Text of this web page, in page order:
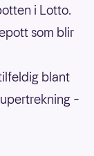
i Lotto.
som blir
blant
–